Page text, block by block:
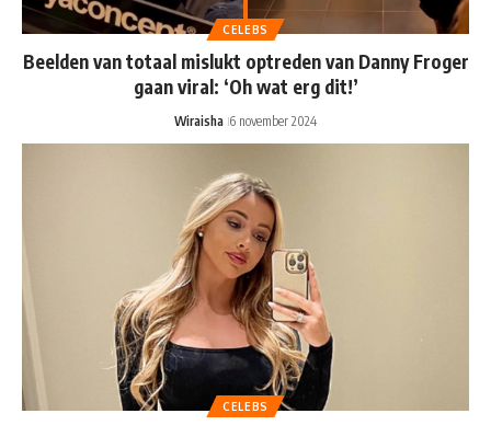
CELEBS
Beelden van totaal mislukt optreden van Danny Froger
gaan viral: ‘Oh wat erg dit!’
Wiraisha 6 november 2024
CELEBS